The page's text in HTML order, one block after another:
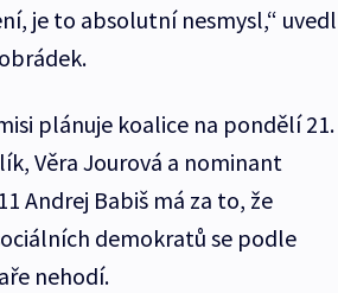
je to absolutní nesmysl,“ uvedl
plánuje koalice na pondělí 21.
Věra Jourová a nominant
Andrej Babiš má za to, že
demokratů se podle
nehodí.